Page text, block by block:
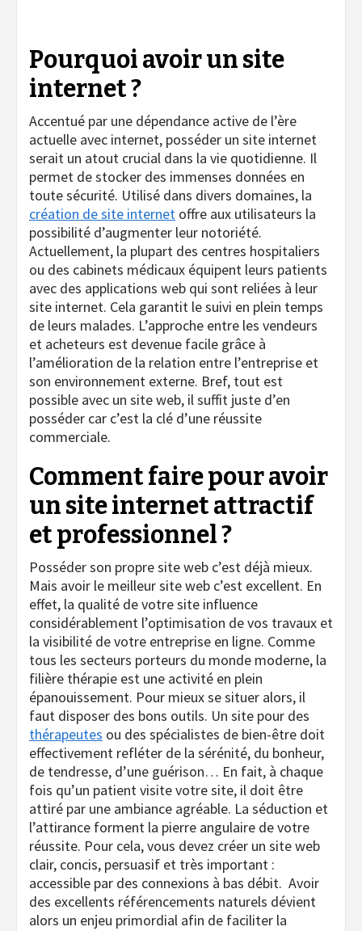
Pourquoi avoir un site
internet ?
Accentué par une dépendance active de l’ère
actuelle avec internet, posséder un site internet
serait un atout crucial dans la vie quotidienne. Il
permet de stocker des immenses données en
toute sécurité. Utilisé dans divers domaines, la
création de site internet offre aux utilisateurs la
possibilité d’augmenter leur notoriété.
Actuellement, la plupart des centres hospitaliers
ou des cabinets médicaux équipent leurs patients
avec des applications web qui sont reliées à leur
site internet. Cela garantit le suivi en plein temps
de leurs malades. L’approche entre les vendeurs
et acheteurs est devenue facile grâce à
l’amélioration de la relation entre l’entreprise et
son environnement externe. Bref, tout est
possible avec un site web, il suffit juste d’en
posséder car c’est la clé d’une réussite
commerciale.
Comment faire pour avoir
un site internet attractif
et professionnel ?
Posséder son propre site web c’est déjà mieux.
Mais avoir le meilleur site web c’est excellent. En
effet, la qualité de votre site influence
considérablement l’optimisation de vos travaux et
la visibilité de votre entreprise en ligne. Comme
tous les secteurs porteurs du monde moderne, la
filière thérapie est une activité en plein
épanouissement. Pour mieux se situer alors, il
faut disposer des bons outils. Un site pour des
thérapeutes ou des spécialistes de bien-être doit
effectivement refléter de la sérénité, du bonheur,
de tendresse, d’une guérison… En fait, à chaque
fois qu’un patient visite votre site, il doit être
attiré par une ambiance agréable. La séduction et
l’attirance forment la pierre angulaire de votre
réussite. Pour cela, vous devez créer un site web
clair, concis, persuasif et très important :
accessible par des connexions à bas débit. Avoir
des excellents référencements naturels dévient
alors un enjeu primordial afin de faciliter la